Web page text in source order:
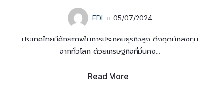
FDI 05/07/2024
ประเทศไทยมีศักยภาพในการประกอบธุรกิจสูง ดึงดูดนักลงทุน
จากทั่วโลก ด้วยเศรษฐกิจที่มั่นคง...
Read More